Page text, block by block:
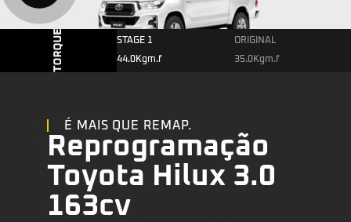
STAGE 1
44.0Kgm.f
ORIGINAL
35.0Kgm.f
É MAIS QUE REMAP.
Reprogramação
Toyota Hilux 3.0
163cv